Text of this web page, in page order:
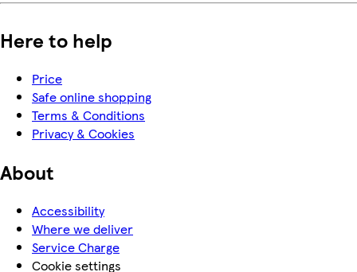
Here to help
Price
Safe online shopping
Terms & Conditions
Privacy & Cookies
About
Accessibility
Where we deliver
Service Charge
Cookie settings